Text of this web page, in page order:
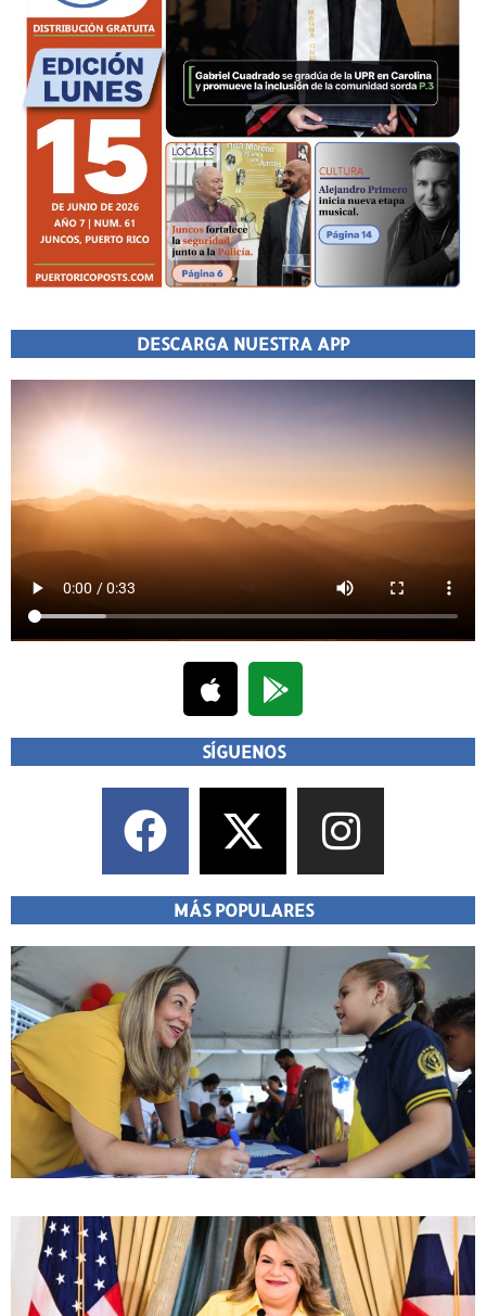
DESCARGA NUESTRA APP
SÍGUENOS
MÁS POPULARES